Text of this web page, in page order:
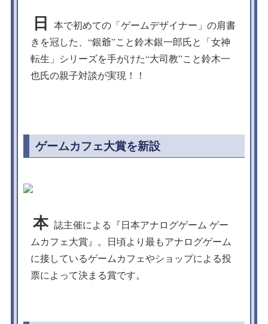
日 本で初めての「ゲームデザイナー」の肩書
きを冠した、“銀爺”こと鈴木銀一郎氏と「女神
転生」シリーズを手がけた“大司教”こと鈴木一
也氏の親子対談が実現！！
ゲームカフェ大賞を新設
本 誌主催による『日本アナログゲーム ゲー
ムカフェ大賞』。日頃より最もアナログゲーム
に接しているゲームカフェやショップによる投
票によって決まる賞です。